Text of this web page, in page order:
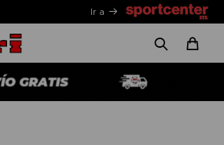
Ir a